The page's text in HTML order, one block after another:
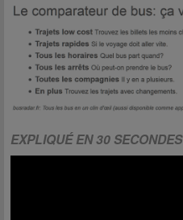
EXPLIQUÉ EN 30 SECONDES